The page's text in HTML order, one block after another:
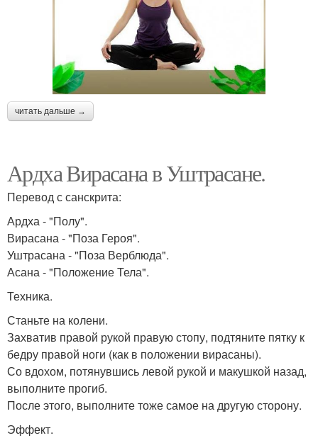
читать дальше →
Ардха Вирасана в Уштрасане.
Перевод с санскрита:
Ардха - "Полу".
Вирасана - "Поза Героя".
Уштрасана - "Поза Верблюда".
Асана - "Положение Тела".
Техника.
Станьте на колени.
Захватив правой рукой правую стопу, подтяните пятку к
бедру правой ноги (как в положении вирасаны).
Со вдохом, потянувшись левой рукой и макушкой назад,
выполните прогиб.
После этого, выполните тоже самое на другую сторону.
Эффект.